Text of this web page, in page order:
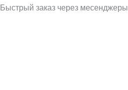
Быстрый заказ через месенджеры